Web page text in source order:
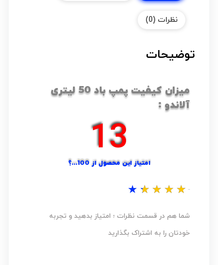
نظرات (0)
توضیحات
میزان کیفیت پمپ باد 50 لیتری
آلاندو :
امتیاز این محصول از 100...؟
18
★
★
★
★
★
شما هم در قسمت نظرات ؛ امتیاز بدهید و تجربه
خودتان را به اشتراک بگذارید